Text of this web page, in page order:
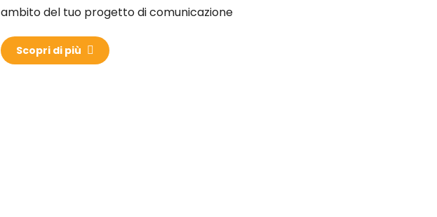
ambito del tuo progetto di comunicazione
Scopri di più